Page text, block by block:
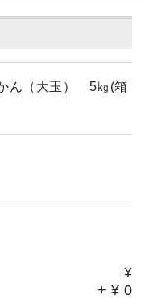
ん（大玉） 5㎏(箱
¥
+ ¥ 0